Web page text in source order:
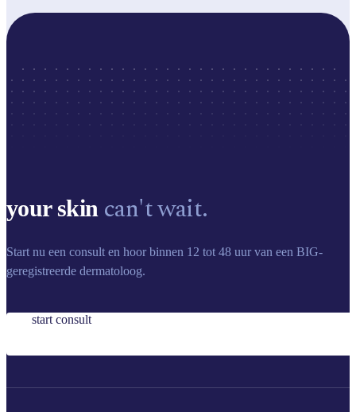
your skin can't wait.
Start nu een consult en hoor binnen 12 tot 48 uur van een BIG-
geregistreerde dermatoloog.
start consult